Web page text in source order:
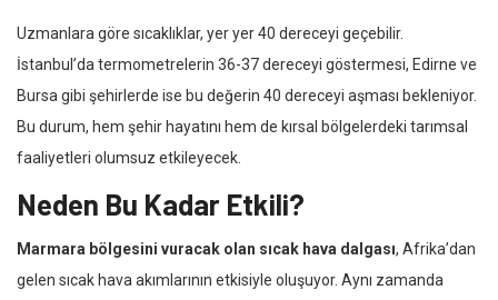
Uzmanlara göre sıcaklıklar, yer yer 40 dereceyi geçebilir.
İstanbul’da termometrelerin 36-37 dereceyi göstermesi, Edirne ve
Bursa gibi şehirlerde ise bu değerin 40 dereceyi aşması bekleniyor.
Bu durum, hem şehir hayatını hem de kırsal bölgelerdeki tarımsal
faaliyetleri olumsuz etkileyecek.
Neden Bu Kadar Etkili?
Marmara bölgesini vuracak olan sıcak hava dalgası, Afrika’dan
gelen sıcak hava akımlarının etkisiyle oluşuyor. Aynı zamanda